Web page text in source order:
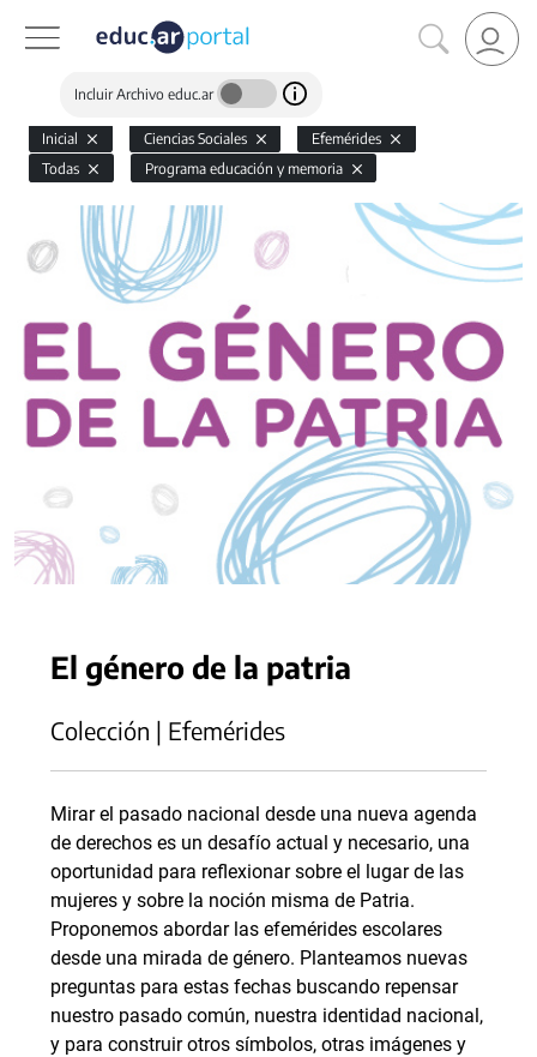
Incluir Archivo educ.ar
Inicial Ciencias Sociales
Efemérides
Todas
Programa educación y memoria
El género de la patria
Colección | Efemérides
Mirar el pasado nacional desde una nueva agenda
de derechos es un desafío actual y necesario, una
oportunidad para reflexionar sobre el lugar de las
mujeres y sobre la noción misma de Patria.
Proponemos abordar las efemérides escolares
desde una mirada de género. Planteamos nuevas
preguntas para estas fechas buscando repensar
nuestro pasado común, nuestra identidad nacional,
y para construir otros símbolos, otras imágenes y